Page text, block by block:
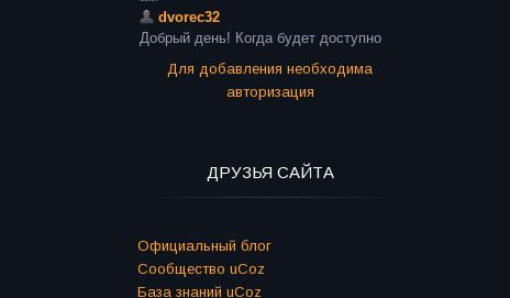
Для добавления необходима
авторизация
ДРУЗЬЯ САЙТА
Официальный блог
Сообщество uCoz
База знаний uCoz